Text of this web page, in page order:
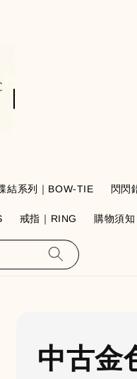
結系列｜BOW-TIE 閃閃
戒指｜RING 購物須知
中古金